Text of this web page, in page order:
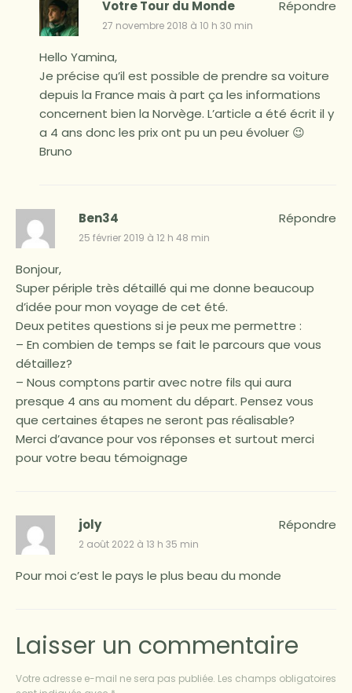
Votre Tour du Monde
27 novembre 2018 à 10 h 30 min
Hello Yamina,
Je précise qu’il est possible de prendre sa voiture
depuis la France mais à part ça les informations
concernent bien la Norvège. L’article a été écrit il y
a 4 ans donc les prix ont pu un peu évoluer 😉
Bruno
Répondre
Ben34
25 février 2019 à 12 h 48 min
Bonjour,
Super périple très détaillé qui me donne beaucoup
d’idée pour mon voyage de cet été.
Deux petites questions si je peux me permettre :
– En combien de temps se fait le parcours que vous
détaillez?
– Nous comptons partir avec notre fils qui aura
presque 4 ans au moment du départ. Pensez vous
que certaines étapes ne seront pas réalisable?
Merci d’avance pour vos réponses et surtout merci
pour votre beau témoignage
Répondre
joly
2 août 2022 à 13 h 35 min
Pour moi c’est le pays le plus beau du monde
Répondre
Laisser un commentaire
Votre adresse e-mail ne sera pas publiée. Les champs obligatoires